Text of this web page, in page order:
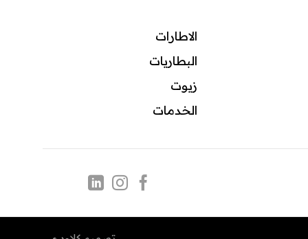
الاطارات
البطاريات
زيوت
الخدمات